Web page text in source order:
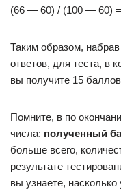
(66 — 60) / (100 — 60)
Таким образом,
ответов, для теста, в
вы получите 15
Помните, в по
числа: полученный
больше всего,
результате
вы узнаете,